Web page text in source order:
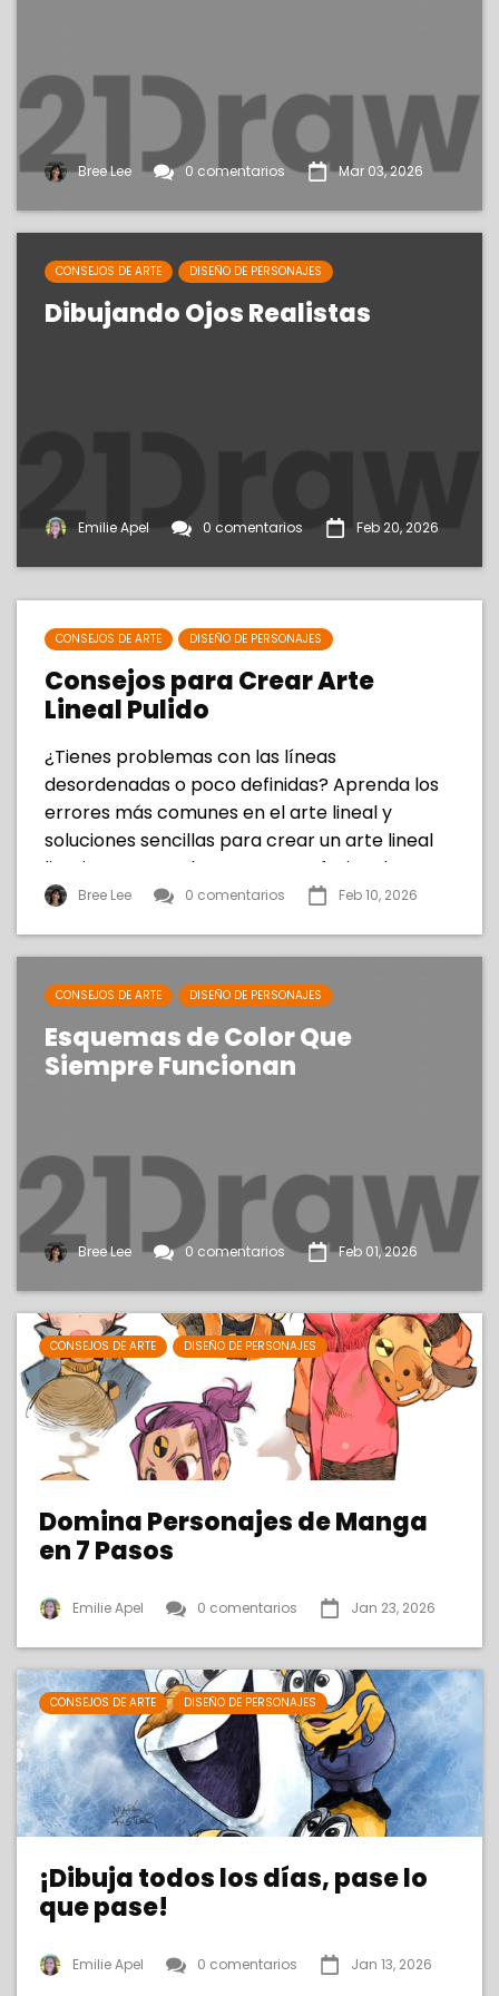
Bree Lee 0 comentarios Mar 03, 2026
CONSEJOS DE ARTE DISEÑO DE PERSONAJES
Dibujando Ojos Realistas
Emilie Apel 0 comentarios Feb 20, 2026
CONSEJOS DE ARTE DISEÑO DE PERSONAJES
Consejos para Crear Arte
Lineal Pulido
¿Tienes problemas con las líneas
desordenadas o poco definidas? Aprenda los
errores más comunes en el arte lineal y
soluciones sencillas para crear un arte lineal
limpio, seguro y de aspecto profesional.
Bree Lee 0 comentarios Feb 10, 2026
CONSEJOS DE ARTE DISEÑO DE PERSONAJES
Esquemas de Color Que
Siempre Funcionan
Bree Lee 0 comentarios Feb 01, 2026
CONSEJOS DE ARTE DISEÑO DE PERSONAJES
Domina Personajes de Manga
en 7 Pasos
Emilie Apel 0 comentarios Jan 23, 2026
CONSEJOS DE ARTE DISEÑO DE PERSONAJES
¡Dibuja todos los días, pase lo
que pase!
Emilie Apel 0 comentarios Jan 13, 2026